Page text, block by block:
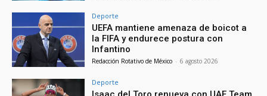
Deporte
UEFA mantiene amenaza de boicot a
la FIFA y endurece postura con
Infantino
Redacción Rotativo de México - 6 agosto 2026
Deporte